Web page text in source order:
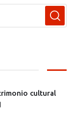
cultural